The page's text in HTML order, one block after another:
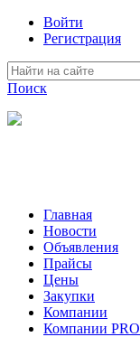
Войти
Регистрация
Поиск
Главная
Новости
Объявления
Прайсы
Цены
Закупки
Компании
Компании PRO